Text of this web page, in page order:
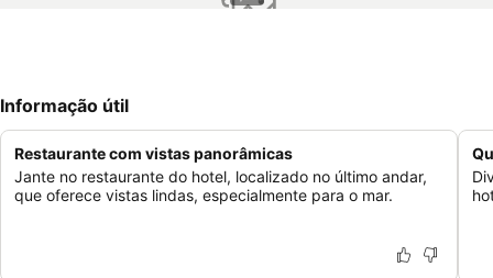
Informação útil
Restaurante com vistas panorâmicas
Jante no restaurante do hotel, localizado no último andar,
que oferece vistas lindas, especialmente para o mar.